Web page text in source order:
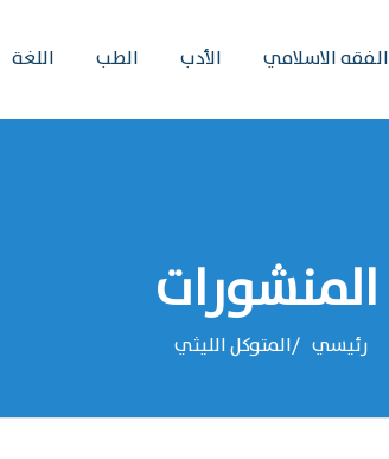
الفقه الاسلامي الأدب الطب اللغة
المنشورات
رئيسي ‌‌المتوكل الليثي